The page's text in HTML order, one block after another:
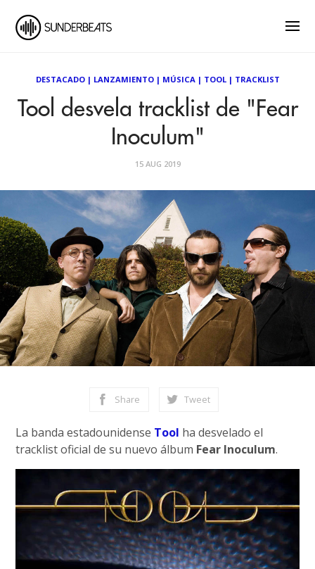
DESTACADO| LANZAMIENTO| MÚSICA| TOOL| TRACKLIST
Tool desvela tracklist de "Fear
Inoculum"
15 AUG 2019
Share Tweet
La banda estadounidense Tool ha desvelado el
tracklist oficial de su nuevo álbum Fear Inoculum.